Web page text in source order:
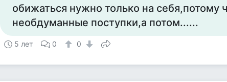
обижаться нужно только на себя,потому
необдуманные поступки,а потом......
5 лет 0 0